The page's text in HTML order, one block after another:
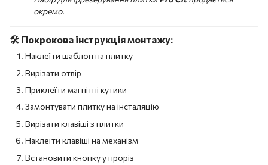
окремо.
🛠️ Покрокова інструкція монтажу:
Наклеїти шаблон на плитку
Вирізати отвір
Приклеїти магнітні кутики
Замонтувати плитку на інсталяцію
Вирізати клавіші з плитки
Наклеїти клавіші на механізм
Встановити кнопку у проріз